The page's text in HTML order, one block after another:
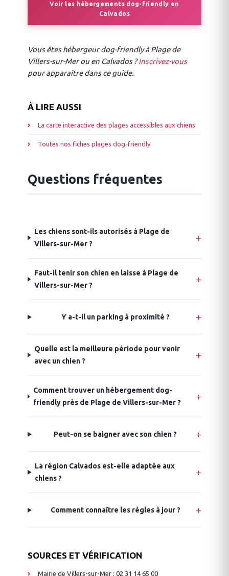
Voir les hébergements dog-friendly en
Calvados
Vous êtes hébergeur dog-friendly à Plage de
Villers-sur-Mer ou en Calvados ?Inscrivez-vous
pour apparaître dans ce guide.
À LIRE AUSSI
La carte interactive des plages accessibles aux chiens
Toutes nos fiches plages dog-friendly
Questions fréquentes
Les chiens sont-ils autorisés à Plage de
Villers-sur-Mer ?
Faut-il tenir son chien en laisse à Plage de
Villers-sur-Mer ?
Y a-t-il un parking à proximité ?
Quelle est la meilleure période pour venir
avec un chien ?
Comment trouver un hébergement dog-
friendly près de Plage de Villers-sur-Mer ?
Peut-on se baigner avec son chien ?
La région Calvados est-elle adaptée aux
chiens ?
Comment connaître les règles à jour ?
SOURCES ET VÉRIFICATION
Mairie de Villers-sur-Mer : 02 31 14 65 00